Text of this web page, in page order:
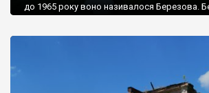
до 1965 року воно називалося Березова.
Наддністрянське відрізняється від
сіл. У селі є мурована Михайлівська